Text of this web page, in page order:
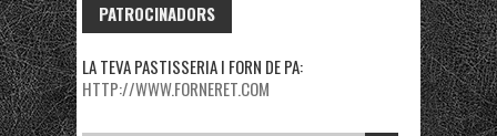
PATROCINADORS
LA TEVA PASTISSERIA I FORN DE PA:
HTTP://WWW.FORNERET.COM